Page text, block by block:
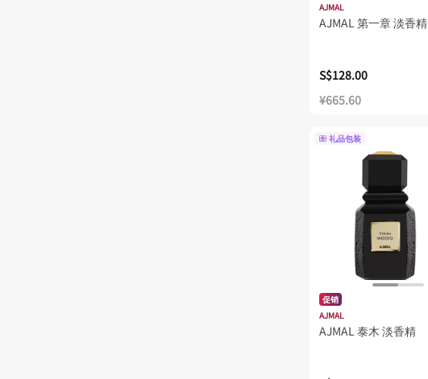
AJMAL
AJMAL 第一章 淡香精
S$128.00
¥665.60
礼品包装
促销
AJMAL
AJMAL 泰木 淡香精